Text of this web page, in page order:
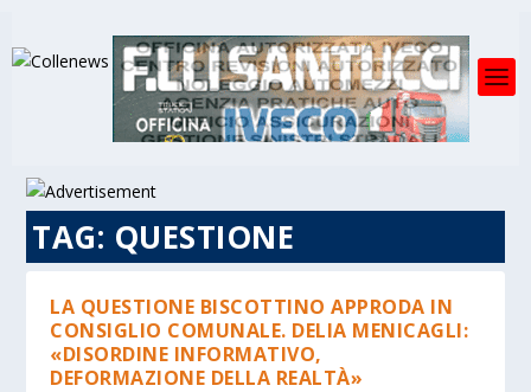
TAG: QUESTIONE
LA QUESTIONE BISCOTTINO APPRODA IN
CONSIGLIO COMUNALE. DELIA MENICAGLI:
«DISORDINE INFORMATIVO,
DEFORMAZIONE DELLA REALTÀ»